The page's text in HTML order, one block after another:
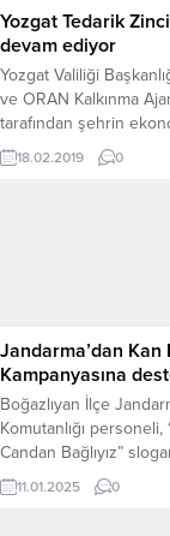
Yozgat Tedarik
devam ediyor
Yozgat Valiliği
ve ORAN Kalkınma
tarafından şehrin
sosyal yönden
sağlayacak Tedarik
18.02.2019 0
Jandarma’dan Kan
Kampanyasına
Boğazlıyan İlçe
Komutanlığı
Candan Bağlıyız”
düzenlenen kan bağışı
kampanyasına katıldı.
11.01.2025 0